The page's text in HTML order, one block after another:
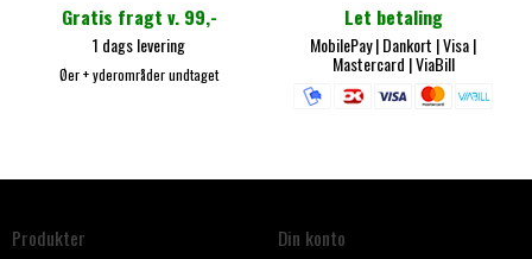
Gratis fragt v. 99,-
1 dags levering
Øer + yderområder undtaget
Let betaling
MobilePay| Dankort |Visa |
Mastercard |ViaBill
Produkter Din konto